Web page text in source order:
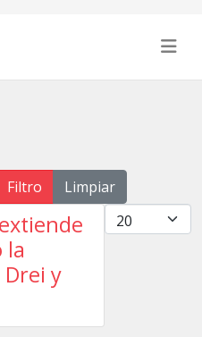
Filtro
Limpiar
Cantidad
la
y